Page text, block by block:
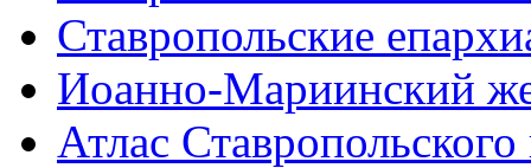
Ставропольские
Иоанно-Мариинский
Атлас